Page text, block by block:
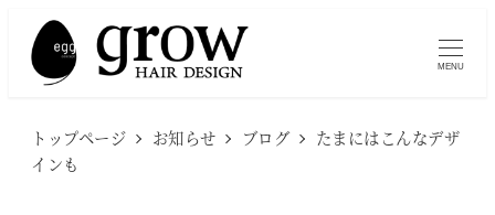
MENU
トップページ お知らせ ブログ
たまにはこんなデザ
インも